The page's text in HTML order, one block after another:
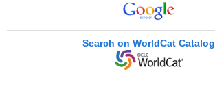
Search on WorldCat Catalog